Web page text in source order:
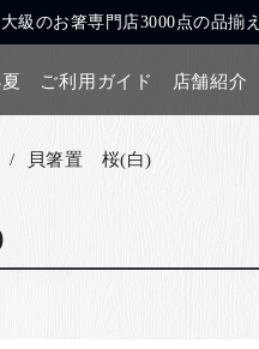
級のお箸専門店3000点の品揃え
ご利用ガイド 店舗紹介
貝箸置 桜(白)